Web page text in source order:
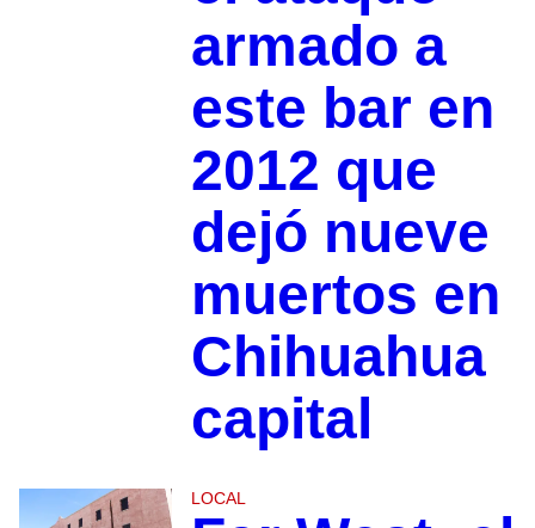
armado a
este bar en
2012 que
dejó nueve
muertos en
Chihuahua
capital
LOCAL